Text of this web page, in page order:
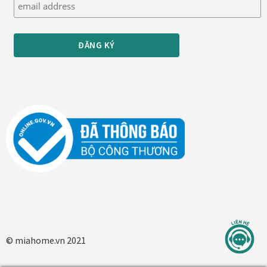
Tranh nhà ở cao cấp
Tranh trang trí văn phòng
Tranh mừng thọ
Tranh phòng khách hiện đại
© miahome.vn 2021